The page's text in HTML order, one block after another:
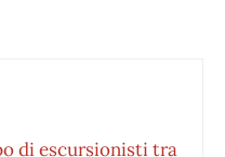
di escursionisti tra